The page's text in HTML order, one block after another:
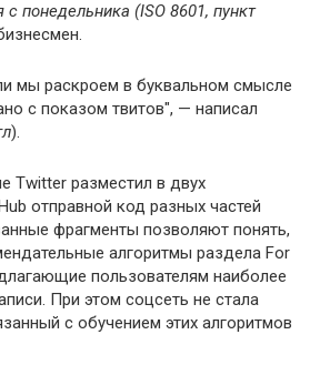
понедельника (ISO 8601, пункт
мы раскроем в буквальном смысле
с показом твитов", — написал
).
Twitter разместил в двух
отправной код разных частей
фрагменты позволяют понять,
алгоритмы раздела For
пользователям наиболее
При этом соцсеть не стала
с обучением этих алгоритмов